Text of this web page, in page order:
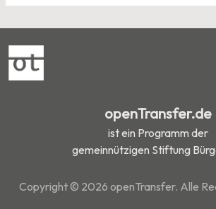
openTransfer.de
ist ein Programm der
gemeinnützigen Stiftung
Copyright © 2026 openTransfer. Alle